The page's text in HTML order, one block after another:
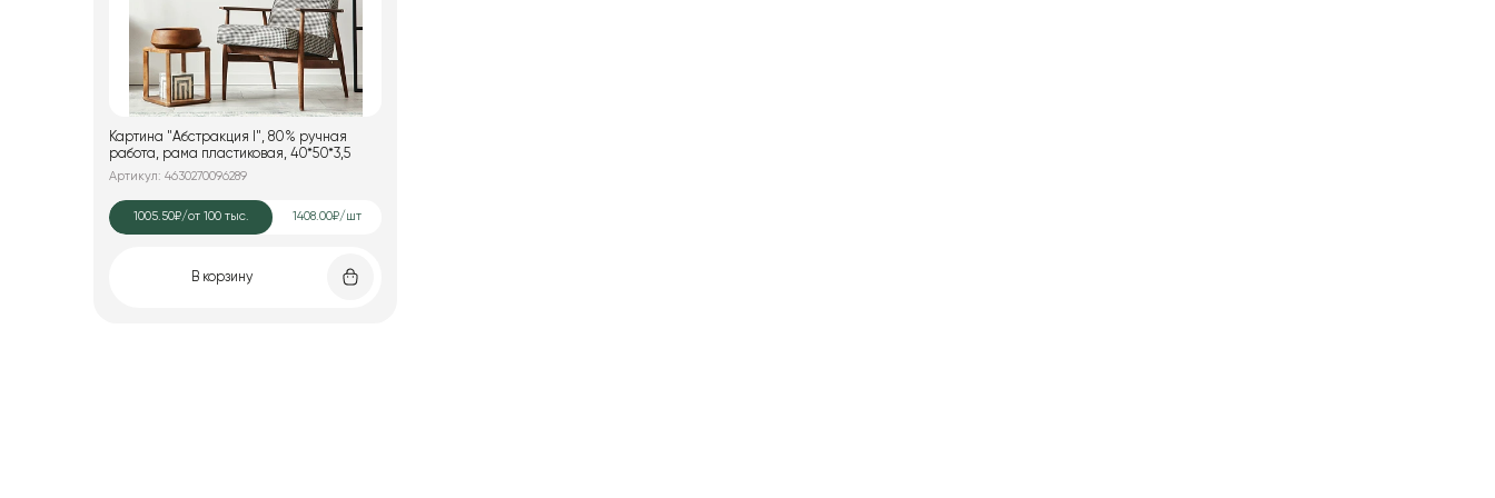
Картина "Абстракция I", 80% ручная
работа, рама пластиковая, 40*50*3,5
Артикул: 4630270096289
1005.50₽/от 100 тыс. 1408.00₽/шт
В корзину